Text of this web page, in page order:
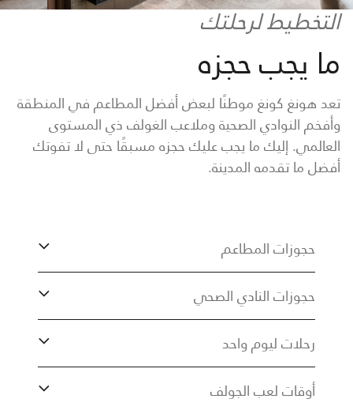
التخطيط لرحلتك
ما يجب حجزه
تعد هونغ كونغ موطنًا لبعض أفضل المطاعم في المنطقة
وأفخم النوادي الصحية وملاعب الغولف ذي المستوى
العالمي. إليك ما يجب عليك حجزه مسبقًا حتى لا تفوتك
أفضل ما تقدمه المدينة.
حجوزات المطاعم
حجوزات النادي الصحي
رحلات ليوم واحد
أوقات لعب الجولف